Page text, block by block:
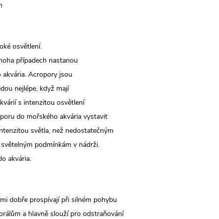
osvětlení.
případech nastanou
Acropory jsou
nejlépe, když mají
s intenzitou osvětlení
do mořského akvária vystavit
světla, než nedostatečným
podmínkám v nádrži.
akvária.
dobře prospívají při silném pohybu
a hlavně slouží pro odstraňování